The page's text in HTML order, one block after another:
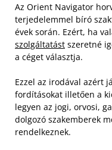
Az Orient Navigator
terjedelemmel bíró
évek során. Ezért, ha
szolgáltatást szeretné
a céget választja.
Ezzel az irodával azért
fordításokat illetően a
legyen az jogi, orvosi,
dolgozó szakemberek
rendelkeznek.